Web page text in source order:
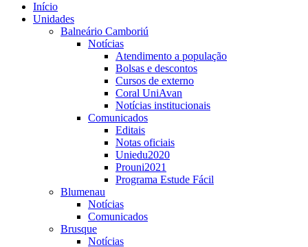
Início
Unidades
Balneário Camboriú
Notícias
Atendimento a população
Bolsas e descontos
Cursos de externo
Coral UniAvan
Notícias institucionais
Comunicados
Editais
Notas oficiais
Uniedu2020
Prouni2021
Programa Estude Fácil
Blumenau
Notícias
Comunicados
Brusque
Notícias